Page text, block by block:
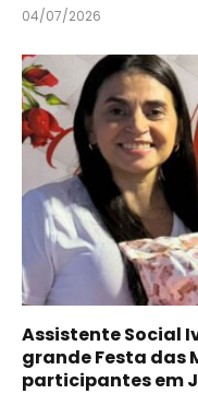
04/07/2026
Assistente Social
grande Festa das
participantes em